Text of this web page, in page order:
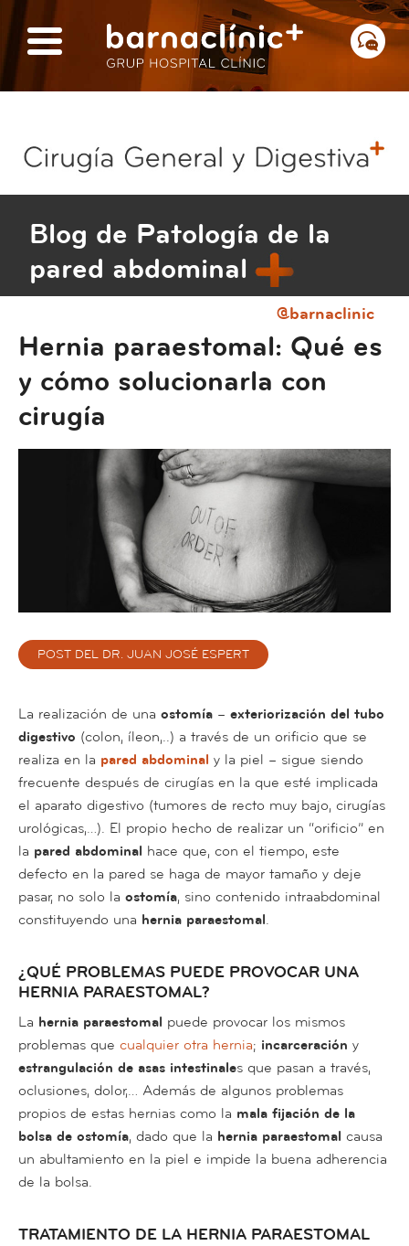
Blog de Patología de la
pared abdominal
@barnaclinic
Hernia paraestomal: Qué es
y cómo solucionarla con
cirugía
POST DEL DR. JUAN JOSÉ ESPERT
La realización de una ostomía – exteriorización del tubo
digestivo (colon, íleon,..) a través de un orificio que se
realiza en la pared abdominal y la piel – sigue siendo
frecuente después de cirugías en la que esté implicada
el aparato digestivo (tumores de recto muy bajo, cirugías
urológicas,…). El propio hecho de realizar un “orificio” en
la pared abdominal hace que, con el tiempo, este
defecto en la pared se haga de mayor tamaño y deje
pasar, no solo la ostomía, sino contenido intraabdominal
constituyendo una hernia paraestomal.
¿QUÉ PROBLEMAS PUEDE PROVOCAR UNA
HERNIA PARAESTOMAL?
La hernia paraestomal puede provocar los mismos
problemas que cualquier otra hernia; incarceración y
estrangulación de asas intestinales que pasan a través,
oclusiones, dolor,… Además de algunos problemas
propios de estas hernias como la mala fijación de la
bolsa de ostomía, dado que la hernia paraestomal causa
un abultamiento en la piel e impide la buena adherencia
de la bolsa.
TRATAMIENTO DE LA HERNIA PARAESTOMAL